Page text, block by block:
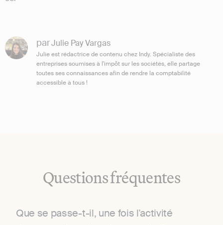
parJulie Pay Vargas
Julie est rédactrice de contenu chez Indy. Spécialiste des
entreprises soumises à l'impôt sur les sociétés, elle partage
toutes ses connaissances afin de rendre la comptabilité
accessible à tous !
Questions fréquentes
Que se passe-t-il, une fois l'activité